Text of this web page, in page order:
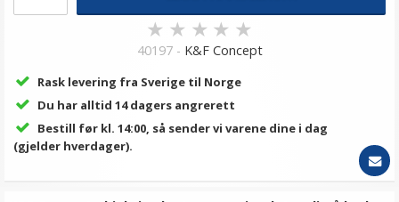
★ ★ ★ ★ ★
40197 - K&F Concept
Rask levering fra Sverige til Norge
Du har alltid 14 dagers angrerett
Bestill før kl. 14:00, så sender vi varene dine i dag
(gjelder hverdager).